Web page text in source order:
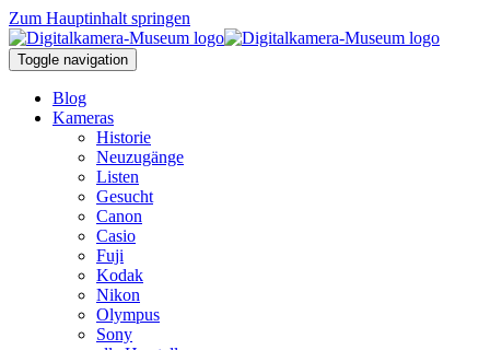
Zum Hauptinhalt springen
Toggle navigation
Blog
Kameras
Historie
Neuzugänge
Listen
Gesucht
Canon
Casio
Fuji
Kodak
Nikon
Olympus
Sony